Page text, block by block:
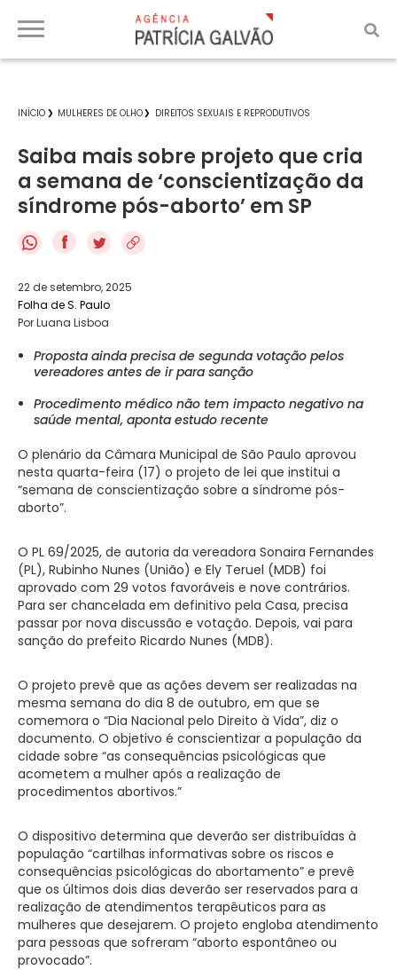
INÍCIO MULHERES DE OLHO DIREITOS SEXUAIS E REPRODUTIVOS
Saiba mais sobre projeto que cria
a semana de ‘conscientização da
síndrome pós-aborto’ em SP
f
22 de setembro, 2025
Folha de S. Paulo
Por Luana Lisboa
Proposta ainda precisa de segunda votação pelos
vereadores antes de ir para sanção
Procedimento médico não tem impacto negativo na
saúde mental, aponta estudo recente
O plenário da Câmara Municipal de São Paulo aprovou
nesta quarta-feira (17) o projeto de lei que institui a
“semana de conscientização sobre a síndrome pós-
aborto”.
O PL 69/2025, de autoria da vereadora Sonaira Fernandes
(PL), Rubinho Nunes (União) e Ely Teruel (MDB) foi
aprovado com 29 votos favoráveis e nove contrários.
Para ser chancelada em definitivo pela Casa, precisa
passar por nova discussão e votação. Depois, vai para
sanção do prefeito Ricardo Nunes (MDB).
O projeto prevê que as ações devem ser realizadas na
mesma semana do dia 8 de outubro, em que se
comemora o “Dia Nacional pelo Direito à Vida”, diz o
documento. O objetivo é conscientizar a população da
cidade sobre “as consequências psicológicas que
acometem a mulher após a realização de
procedimentos abortivos.”
O dispositivo determina que deverão ser distribuídas à
população “cartilhas informativas sobre os riscos e
consequências psicológicas do abortamento” e prevê
que os últimos dois dias deverão ser reservados para a
realização de atendimentos terapêuticos para as
mulheres que desejarem. O projeto engloba atendimento
para pessoas que sofreram “aborto espontâneo ou
provocado”.